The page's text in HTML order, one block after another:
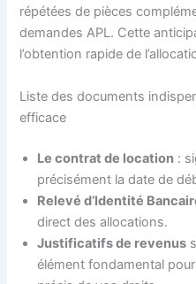
répétées de pièces
demandes APL. Cette
l’obtention rapide de
Liste des documents
efficace
Le contrat de location :
précisément la date de
Relevé d’Identité
direct des allocations.
Justificatifs de revenus
élément fondamental